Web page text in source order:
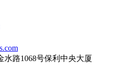
路1068号保利中央大厦